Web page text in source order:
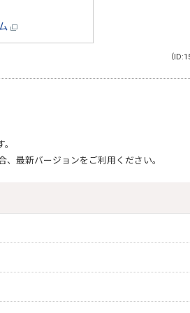
（
最新バージョンをご利用ください。